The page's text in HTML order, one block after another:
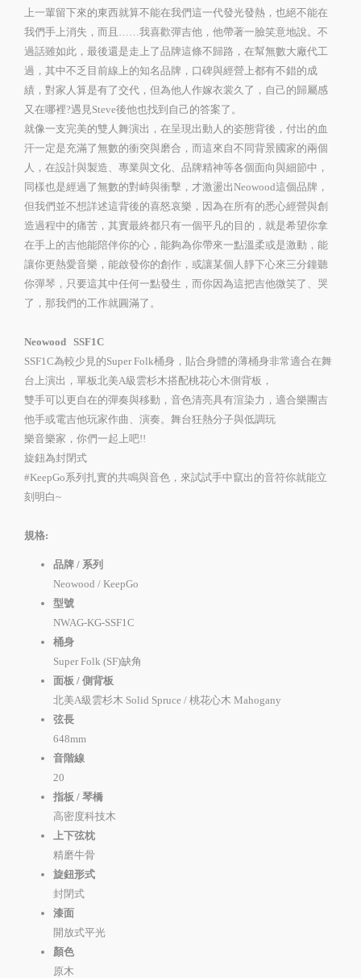
上一輩留下來的東西就算不能在我們這一代發光發熱，也絕不能在
我們手上消失，而且……我喜歡彈吉他，他帶著一臉笑意地說。不
過話雖如此，最後還是走上了品牌這條不歸路，在幫無數大廠代工
過，其中不乏目前線上的知名品牌，口碑與經營上都有不錯的成
績，對家人算是有了交代，但為他人作嫁衣裳久了，自己的歸屬感
又在哪裡?遇見Steve後他也找到自己的答案了。
就像一支完美的雙人舞演出，在呈現出動人的姿態背後，付出的血
汗一定是充滿了無數的衝突與磨合，而這來自不同背景國家的兩個
人，在設計與製造、專業與文化、品牌精神等各個面向與細節中，
同樣也是經過了無數的對峙與衝擊，才激盪出Neowood這個品牌，
但我們並不想詳述這背後的喜怒哀樂，因為在所有的悉心經營與創
造過程中的痛苦，其實最終都只有一個平凡的目的，就是希望你拿
在手上的吉他能陪伴你的心，能夠為你帶來一點溫柔或是激動，能
讓你更熱愛音樂，能啟發你的創作，或讓某個人靜下心來三分鐘聽
你彈琴，只要這其中任何一點發生，而你因為這把吉他微笑了、哭
了，那我們的工作就圓滿了。
Neowood SSF1C
SSF1C為較少見的Super Folk桶身，貼合身體的薄桶身非常適合在舞
台上演出，單板北美A級雲杉木搭配桃花心木側背板，
雙手可以更自在的彈奏與移動，音色清亮具有渲染力，適合樂團吉
他手或電吉他玩家作曲、演奏。舞台狂熱分子與低調玩
樂音樂家，你們一起上吧!!
旋鈕為封閉式
#KeepGo系列扎實的共鳴與音色，來試試手中竄出的音符你就能立
刻明白~
規格:
品牌 / 系列
Neowood / KeepGo
型號
NWAG-KG-SSF1C
桶身
Super Folk (SF)缺角
面板 / 側背板
北美A級雲杉木 Solid Spruce / 桃花心木 Mahogany
弦長
648mm
音階線
20
指板 / 琴橋
高密度科技木
上下弦枕
精磨牛骨
旋鈕形式
封閉式
漆面
開放式平光
顏色
原木